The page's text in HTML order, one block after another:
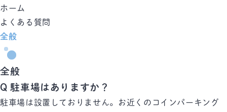
ホーム
よくある質問
全般
全般
Q 駐車場はありますか？
駐車場は設置しておりません。お近くのコインパーキング